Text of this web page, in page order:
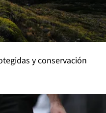
y conservación